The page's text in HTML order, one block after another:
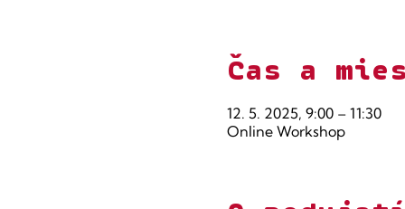
Čas a
12. 5. 2025, 9:00 – 11:30
Online Workshop